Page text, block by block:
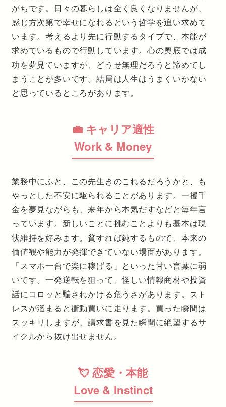
がちです。日々の暮らしは全く良くなりませんが、
感じ方次第で幸せになれるという哲学を追い求めて
います。考えるより先に行動するタイプで、本能が
求めているもので行動しています。心の奥底では成
功を夢見ていますが、どうせ無理だろうと諦めてし
まうことが多いです。結局は人生はうまくいかない
と思っているところがあります。
💼 キャリア適性
Work & Money
業務中にふと、この先生きのこれるだろうかと、も
やっとした不安に駆られることがあります。一攫千
金を夢見ながらも、来年から本気だすなどと毎年言
っています。新しいことに挑むことよりも基本は現
状維持を好みます。貧すれば鈍するもので、本来の
価値観や能力が発揮できていない場面があります。
「スマホ一台で楽に稼げる」といった甘い言葉に弱
いです。一発逆転を狙って、怪しい情報商材や投資
話にコロッと騙されかける危うさがあります。スト
レスが溜まると衝動買いに走ります。買った瞬間は
スッキリしますが、請求書を見た瞬間に絶望するサ
イクルから抜け出せません。
💘 恋愛・本能
Love & Instinct